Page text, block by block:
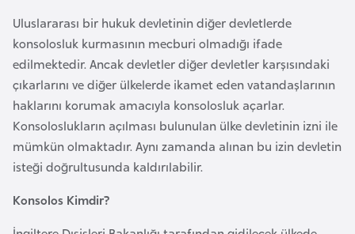
Uluslararası bir hukuk devletinin diğer devletlerde
konsolosluk kurmasının mecburi olmadığı ifade
edilmektedir. Ancak devletler diğer devletler karşısındaki
çıkarlarını ve diğer ülkelerde ikamet eden vatandaşlarının
haklarını korumak amacıyla konsolosluk açarlar.
Konsoloslukların açılması bulunulan ülke devletinin izni ile
mümkün olmaktadır. Aynı zamanda alınan bu izin devletin
isteği doğrultusunda kaldırılabilir.
Konsolos Kimdir?
e
l
ç
i
k
a
B
e